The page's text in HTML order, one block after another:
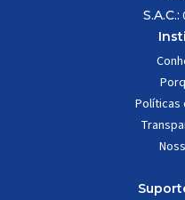
S.A.C.:
Políticas